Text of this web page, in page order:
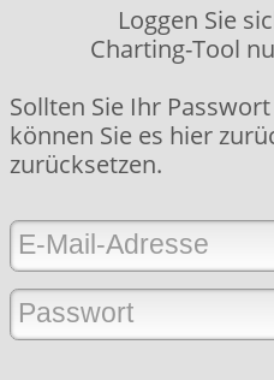
Loggen Sie
Charting-Tool
Sollten Sie Ihr
können Sie es hier
zurücksetzen.